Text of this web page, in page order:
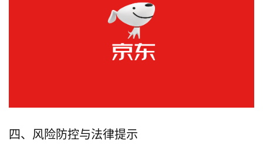
四、风险防控与法律提示